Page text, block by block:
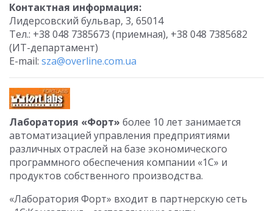
Контактная информация:
Лидерсовский бульвар, 3, 65014
Тел.: +38 048 7385673 (приемная), +38 048 7385682
(ИТ-департамент)
E-mail: sza@overline.com.ua
Лаборатория «Форт» более 10 лет занимается
автоматизацией управления предприятиями
различных отраслей на базе экономического
программного обеспечения компании «1С» и
продуктов собственного производства.
«Лаборатория Форт» входит в партнерскую сеть